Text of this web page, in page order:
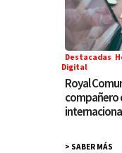
Destacadas
Digital
Royal
compañero
> SABER MÁS